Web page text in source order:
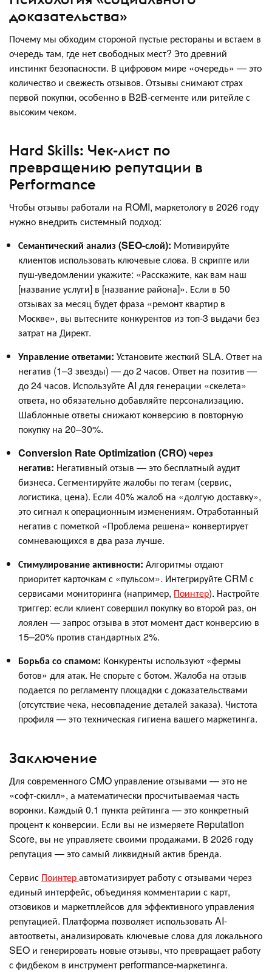
доказательства»
Почему мы обходим стороной пустые рестораны и встаем в
очередь там, где нет свободных мест? Это древний
инстинкт безопасности. В цифровом мире «очередь» — это
количество и свежесть отзывов. Отзывы снимают страх
первой покупки, особенно в B2B-сегменте или ритейле с
высоким чеком.
Hard Skills: Чек-лист по
превращению репутации в
Performance
Чтобы отзывы работали на ROMI, маркетологу в 2026 году
нужно внедрить системный подход:
Семантический анализ (SEO-слой): Мотивируйте
клиентов использовать ключевые слова. В скрипте или
пуш-уведомлении укажите: «Расскажите, как вам наш
[название услуги] в [название района]». Если в 50
отзывах за месяц будет фраза «ремонт квартир в
Москве», вы вытесните конкурентов из топ-3 выдачи без
затрат на Директ.
Управление ответами: Установите жесткий SLA. Ответ на
негатив (1–3 звезды) — до 2 часов. Ответ на позитив —
до 24 часов. Используйте AI для генерации «скелета»
ответа, но обязательно добавляйте персонализацию.
Шаблонные ответы снижают конверсию в повторную
покупку на 20–30%.
Conversion Rate Optimization (CRO) через
негатив: Негативный отзыв — это бесплатный аудит
бизнеса. Сегментируйте жалобы по тегам (сервис,
логистика, цена). Если 40% жалоб на «долгую доставку»,
это сигнал к операционным изменениям. Отработанный
негатив с пометкой «Проблема решена» конвертирует
сомневающихся в два раза лучше.
Стимулирование активности: Алгоритмы отдают
приоритет карточкам с «пульсом». Интегрируйте CRM с
сервисами мониторинга (например, Поинтер). Настройте
триггер: если клиент совершил покупку во второй раз, он
лоялен — запрос отзыва в этот момент даст конверсию в
15–20% против стандартных 2%.
Борьба со спамом: Конкуренты используют «фермы
ботов» для атак. Не спорьте с ботом. Жалоба на отзыв
подается по регламенту площадки с доказательствами
(отсутствие чека, несовпадение деталей заказа). Чистота
профиля — это техническая гигиена вашего маркетинга.
Заключение
Для современного CMO управление отзывами — это не
«софт-скилл», а математически просчитываемая часть
воронки. Каждый 0.1 пункта рейтинга — это конкретный
процент к конверсии. Если вы не измеряете Reputation
Score, вы не управляете своими продажами. В 2026 году
репутация — это самый ликвидный актив бренда.
Сервис Поинтеравтоматизирует работу с отзывами через
единый интерфейс, объединяя комментарии с карт,
отзовиков и маркетплейсов для эффективного управления
репутацией. Платформа позволяет использовать AI-
автоответы, анализировать ключевые слова для локального
SEO и генерировать новые отзывы, что превращает работу
с фидбеком в инструмент performance-маркетинга.